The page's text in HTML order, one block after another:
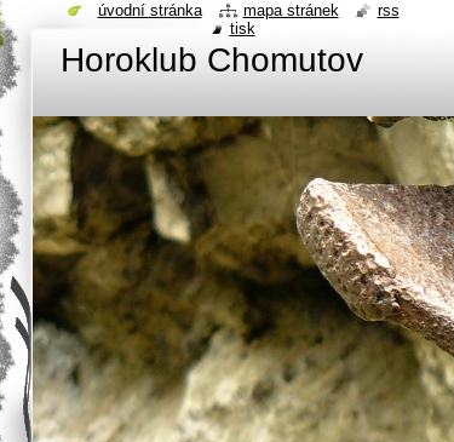
Horoklub Chomutov
úvodní stránka mapa stránek
rss
tisk